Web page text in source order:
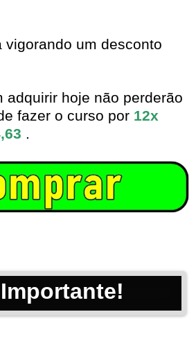
vigorando um desconto
adquirir hoje não perderão
fazer o curso por 12x
.